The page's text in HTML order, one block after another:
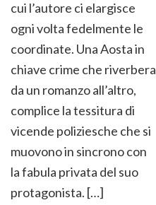
cui l’autore ci elargisce
ogni volta fedelmente le
coordinate. Una Aosta in
chiave crime che riverbera
da un romanzo all’altro,
complice la tessitura di
vicende poliziesche che si
muovono in sincrono con
la fabula privata del suo
protagonista. […]